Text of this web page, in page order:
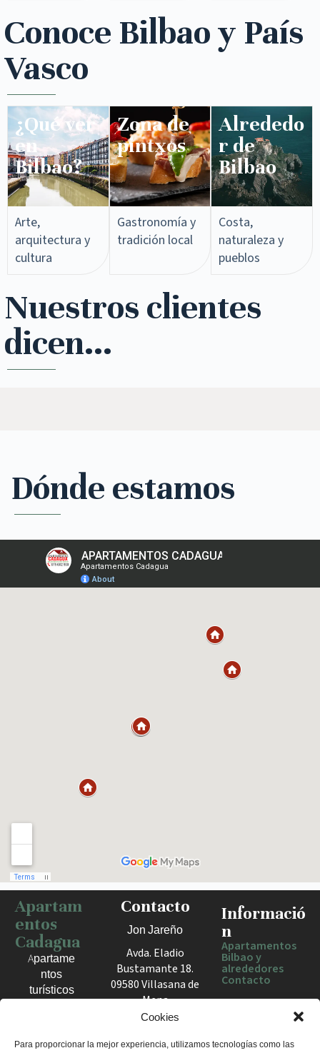
Cookies
Para proporcionar la mejor experiencia, utilizamos tecnologías como las
Conoce Bilbao y País
Vasco
¿Qué ver
en
Bilbao?
Arte,
arquitectura y
cultura
Zona de
pintxos​
Gastronomía y
tradición local
Alrededo
r de
Bilbao
Costa,
naturaleza y
pueblos
Nuestros clientes
dicen...
Dónde estamos
Haz clic para activar el mapa
Apartam
entos
Cadagua
Apartame
ntos
turísticos
el Valle
Contacto
Jon Jareño
Avda. Eladio
Bustamante 18.
09580 Villasana de
Mena
España
+34 675 602
Informació
n
Apartamentos
Bilbao y
alrededores
Contacto